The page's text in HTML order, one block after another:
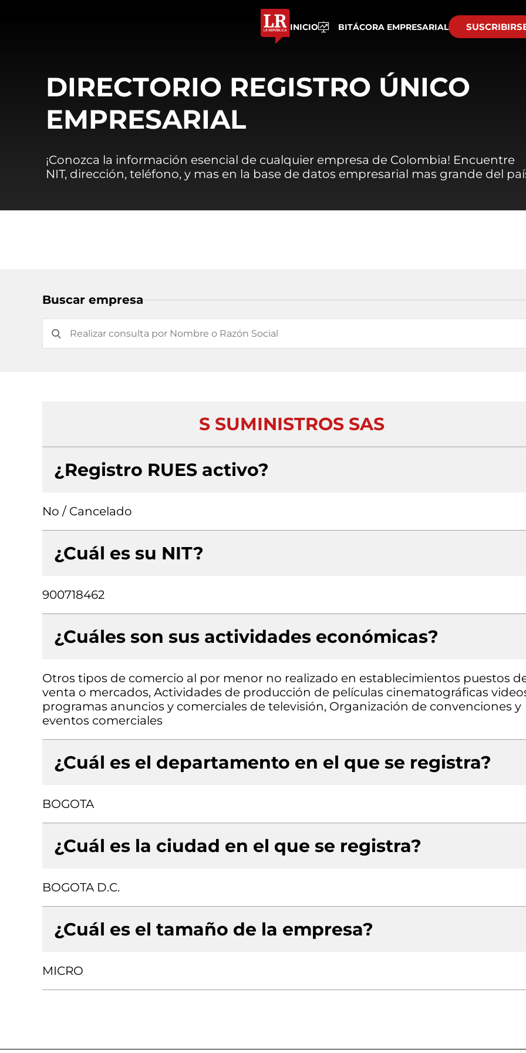
INICIO BITÁCORA EMPRESARIAL
DIRECTORIO REGISTRO ÚNICO
EMPRESARIAL
¡Conozca la información esencial de cualquier empresa de Colombia! Encuentre
NIT, dirección, teléfono, y mas en la base de datos empresarial mas grande del
Buscar empresa
S SUMINISTROS SAS
¿Registro RUES activo?
No / Cancelado
¿Cuál es su NIT?
900718462
¿Cuáles son sus actividades económicas?
Otros tipos de comercio al por menor no realizado en establecimientos puestos
venta o mercados, Actividades de producción de películas cinematográficas
programas anuncios y comerciales de televisión, Organización de convenciones y
eventos comerciales
¿Cuál es el departamento en el que se registra?
BOGOTA
¿Cuál es la ciudad en el que se registra?
BOGOTA D.C.
¿Cuál es el tamaño de la empresa?
MICRO